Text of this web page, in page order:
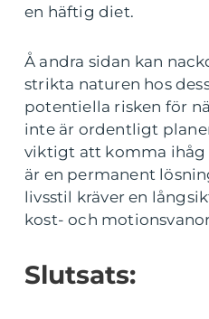
en häftig diet.
Å andra sidan kan
strikta naturen hos
potentiella risken för
inte är ordentligt
viktigt att komma ihåg
är en permanent
livsstil kräver en
kost- och
Slutsats: